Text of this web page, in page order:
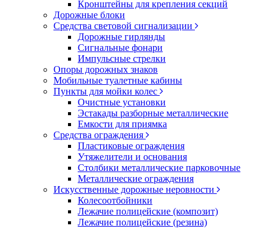
Кронштейны для крепления секций
Дорожные блоки
Средства световой сигнализации
Дорожные гирлянды
Сигнальные фонари
Импульсные стрелки
Опоры дорожных знаков
Мобильные туалетные кабины
Пункты для мойки колес
Очистные установки
Эстакады разборные металлические
Емкости для приямка
Средства ограждения
Пластиковые ограждения
Утяжелители и основания
Столбики металлические парковочные
Металлические ограждения
Искусственные дорожные неровности
Колесоотбойники
Лежачие полицейские (композит)
Лежачие полицейские (резина)